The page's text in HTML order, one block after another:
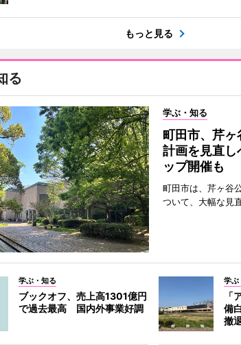
もっと見る
る
学ぶ・知る
町田市、芹ヶ
計画を見直
ップ開催も
町田市は、芹ヶ谷
ついて、大幅な見
学ぶ・知る
ブックオフ、売上高1301億円
で過去最高 国内外事業好調
学ぶ
「
備
撤